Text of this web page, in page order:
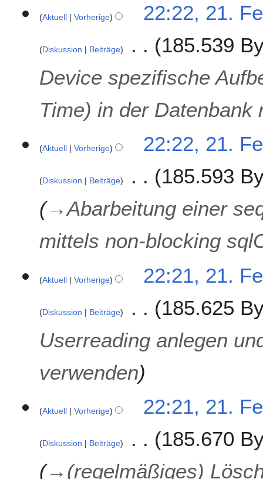
Aktuell Vorherige 22:22, 21.
Diskussion Beiträge
185.539
Device spezifische
Time) in der Datenbank
Aktuell Vorherige 22:22, 21.
Diskussion Beiträge
185.593
→Abarbeitung einer
mittels non-blocking
Aktuell Vorherige 22:21, 21.
Diskussion Beiträge
185.625
Userreading anlegen
verwenden
Aktuell Vorherige 22:21, 21.
Diskussion Beiträge
185.670
→ (regelmäßiges)